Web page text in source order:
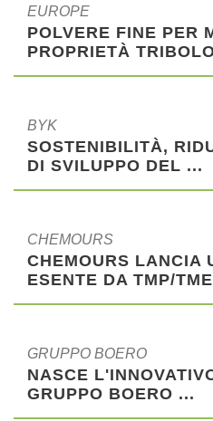
EUROPE
POLVERE FINE PER
PROPRIETÀ
BYK
SOSTENIBILITÀ,
DI SVILUPPO DEL ...
CHEMOURS
CHEMOURS LANCIA
ESENTE DA TMP/
GRUPPO BOERO
NASCE
GRUPPO BOERO ...